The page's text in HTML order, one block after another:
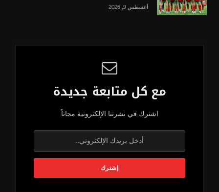
أغسطس 9, 2026
مع كل متابعة جديدة
اشترك في نشرتنا الإلكترونية مجاناً